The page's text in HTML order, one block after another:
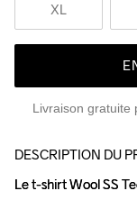
XL
Livraison gratuite
DESCRIPTION DU
Le t-shirt Wool SS
Le t-shirt Wool SS